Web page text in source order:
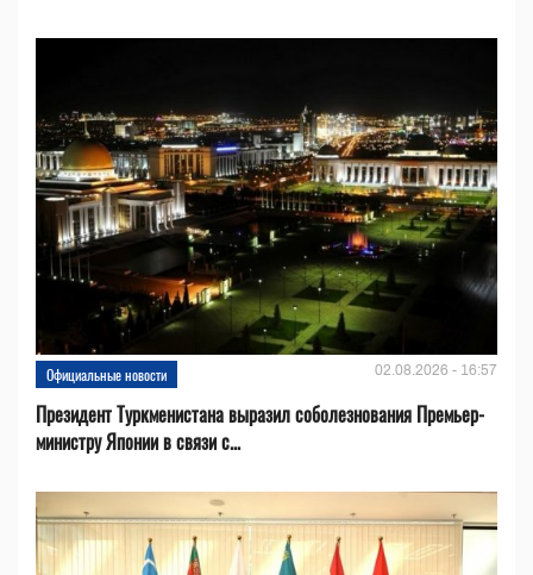
Официальные новости 02.08.2026 - 16:57
Президент Туркменистана выразил соболезнования Премьер-
министру Японии в связи с...